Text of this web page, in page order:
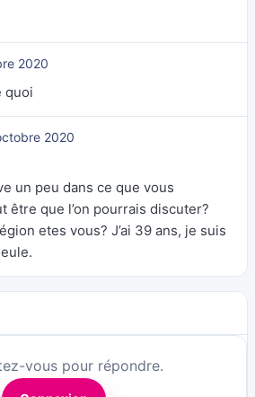
2020
quoi
2020
un peu dans ce que vous
être que l’on pourrais discuter?
etes vous? J’ai 39 ans, je suis
vous pour répondre.